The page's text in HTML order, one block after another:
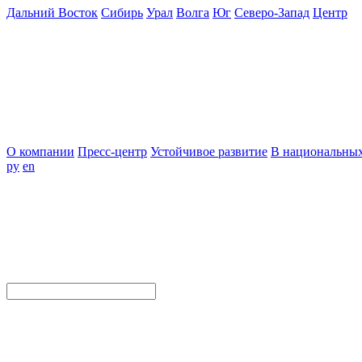
Дальний Восток Сибирь Урал Волга Юг Северо-Запад Центр
О компании Пресс-центр Устойчивое развитие В
ру en